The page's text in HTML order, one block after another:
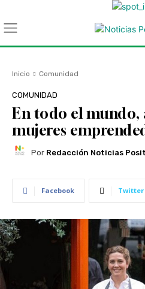
Inicio Comunidad
COMUNIDAD
En todo el mundo,
mujeres
Por Redacción Noticias
Facebook Twitter